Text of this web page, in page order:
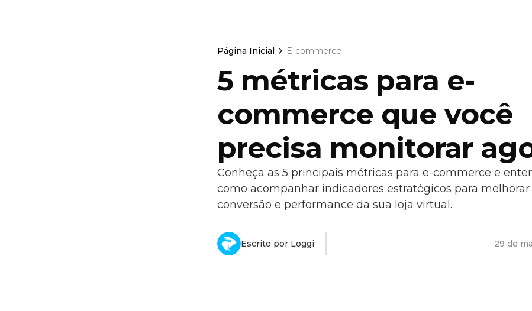
Página Inicial E-commerce
5 métricas para e-
commerce que você
precisa monitorar
Conheça as 5 principais métricas para e-commerce e
como acompanhar indicadores estratégicos para melhorar
conversão e performance da sua loja virtual.
Escrito por Loggi 29 de